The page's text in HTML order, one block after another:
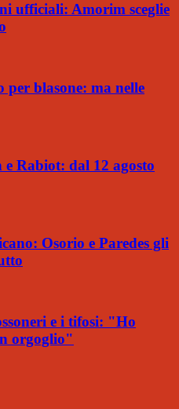
ufficiali: Amorim sceglie
blasone: ma nelle
Rabiot: dal 12 agosto
Osorio e Paredes gli
e i tifosi: "Ho
orgoglio"